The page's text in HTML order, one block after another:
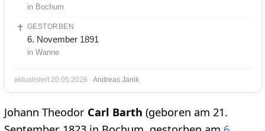
in Bochum
✝️ GESTORBEN
6. November 1891
in Wanne
aktualisiert 20.05.2026 · Andreas Janik
Johann Theodor Carl Barth (geboren am 21.